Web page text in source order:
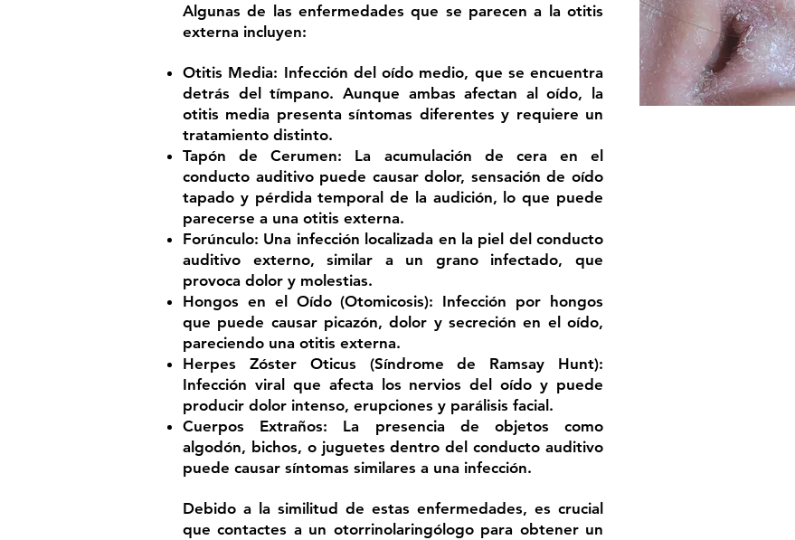
Algunas de las enfermedades que se parecen a la otitis
externa incluyen:
Otitis Media: Infección del oído medio, que se encuentra
detrás del tímpano. Aunque ambas afectan al oído, la
otitis media presenta síntomas diferentes y requiere un
tratamiento distinto.
Tapón de Cerumen: La acumulación de cera en el
conducto auditivo puede causar dolor, sensación de oído
tapado y pérdida temporal de la audición, lo que puede
parecerse a una otitis externa.
Forúnculo: Una infección localizada en la piel del conducto
auditivo externo, similar a un grano infectado, que
provoca dolor y molestias.
Hongos en el Oído (Otomicosis): Infección por hongos
que puede causar picazón, dolor y secreción en el oído,
pareciendo una otitis externa.
Herpes Zóster Oticus (Síndrome de Ramsay Hunt):
Infección viral que afecta los nervios del oído y puede
producir dolor intenso, erupciones y parálisis facial.
Cuerpos Extraños: La presencia de objetos como
algodón, bichos, o juguetes dentro del conducto auditivo
puede causar síntomas similares a una infección.
Debido a la similitud de estas enfermedades, es crucial
que contactes a un otorrinolaringólogo para obtener un